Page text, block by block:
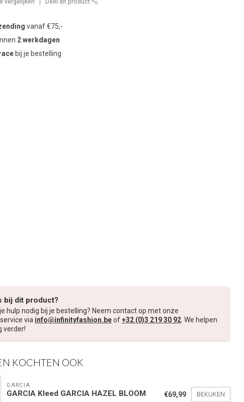
vanaf €75,-
2 werkdagen
bij je bestelling
bij dit product?
hulp nodig bij je bestelling? Neem contact op met onze
via info@infinityfashion.beof+32 (0)3 219 30 92 . We helpen
verder!
KOCHTEN OOK
GARCIA
GARCIA Kleed GARCIA HAZEL BLOOM €69,99 BEKIJKEN